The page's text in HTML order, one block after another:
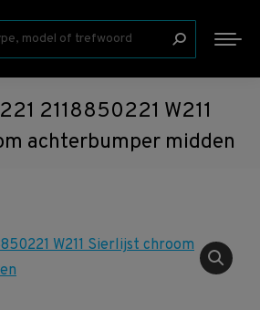
2118850221 W211
achterbumper midden